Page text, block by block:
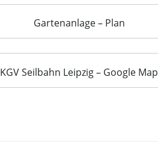
Gartenanlage – Plan
KGV Seilbahn Leipzig – Google Map